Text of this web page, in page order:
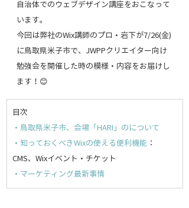
自治体でのウェブデザイン講座をおこなって
います。
今回は弊社のWix講師のプロ・岩下が7/26(金)
に鳥取県米子市で、JWPPクリエイター向け
勉強会を開催した時の模様・内容をお届けし
ます！😊
目次
・鳥取県米子市、会場「HARI」のについて
・知っておくべきWixの使える便利機能 ：
CMS、Wixイベント・チケット
・マーケティング最新事情